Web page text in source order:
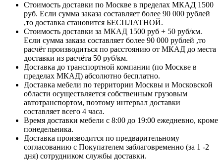
Стоимость доставки по Москве в пределах МКАД 1500
руб. Если сумма заказа составляет более 90 000 рублей
,то доставка становится БЕСПЛАТНОЙ.
Стоимость доставки за МКАД 1500 руб + 50 руб/км.
Если сумма заказа составляет более 90 000 рублей ,то
расчёт производиться по расстоянию от МКАД до места
доставки из расчёта 50 руб/км.
Доставка до транспортной компании (по Москве в
пределах МКАД) абсолютно бесплатно.
Доставка мебели по территории Москвы и Московской
области осуществляется собственным грузовым
автотранспортом, поэтому интервал доставки
составляет всего 4 часа.
Время доставки мебели с 8:00 до 19:00 ежедневно, кроме
понедельника.
Доставка производится по предварительному
согласованию с Покупателем заблаговременно (за 1 -2
дня) сотрудником службы доставки.